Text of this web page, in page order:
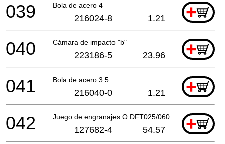
Bola de acero 4 +
039 216024-8 1.21
Cámara de impacto "b" +
040 223186-5 23.96
Bola de acero 3.5 +
041 216040-0 1.21
Juego de engranajes O DFT025/060 +
042 127682-4 54.57